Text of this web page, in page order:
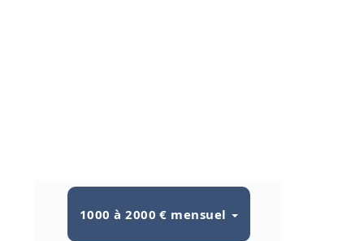
1000 à 2000 € mensuel